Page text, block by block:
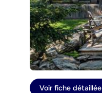
Voir fiche détaillée